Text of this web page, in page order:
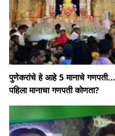
पुणेकरांचे हे आहे 5 मानाचे गणपती...
पहिला मानाचा गणपती कोणता?